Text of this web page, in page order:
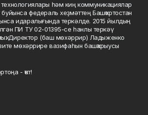
һәм киң коммуникациялар
федераль хеҙмәттең Башҡортостан
идаралығында теркәлде. 2015 йылдың
ПИ ТУ 02-01395-се һанлы теркәү
Директор (баш мөхәррир) Ладыженко
мөхәррире вазифаһын башҡарыусы
- ҡот!